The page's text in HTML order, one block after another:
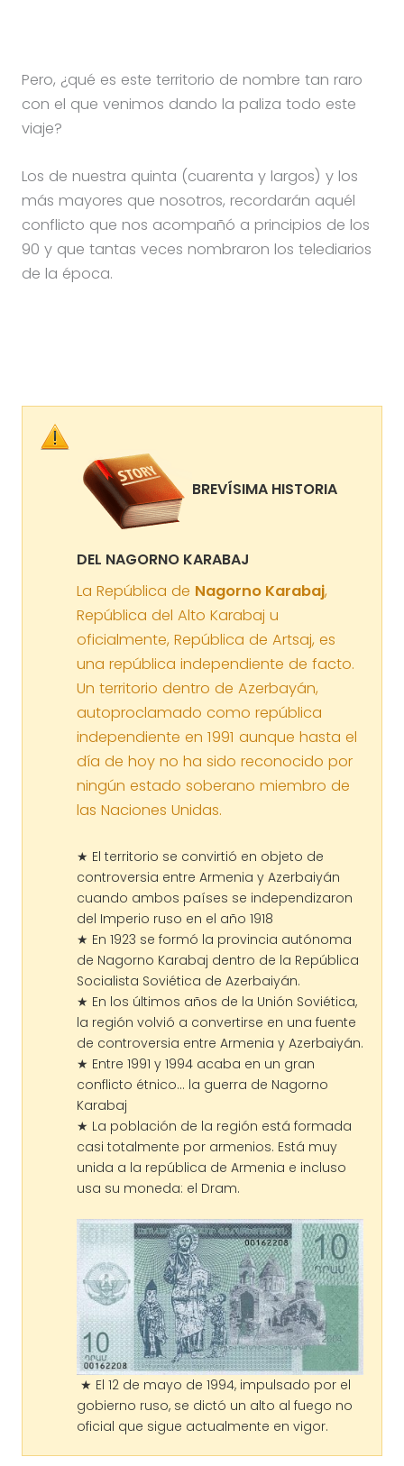
Pero, ¿qué es este territorio de nombre tan raro
con el que venimos dando la paliza todo este
viaje?
Los de nuestra quinta (cuarenta y largos) y los
más mayores que nosotros, recordarán aquél
conflicto que nos acompañó a principios de los
90 y que tantas veces nombraron los telediarios
de la época.
BREVÍSIMA HISTORIA
DEL NAGORNO KARABAJ
La República de Nagorno Karabaj,
República del Alto Karabaj u
oficialmente, República de Artsaj, es
una república independiente de facto.
Un territorio dentro de Azerbayán,
autoproclamado como república
independiente en 1991 aunque hasta el
día de hoy no ha sido reconocido por
ningún estado soberano miembro de
las Naciones Unidas.
★ El territorio se convirtió en objeto de
controversia entre Armenia y Azerbaiyán
cuando ambos países se independizaron
del Imperio ruso en el año 1918
★ En 1923 se formó la provincia autónoma
de Nagorno Karabaj dentro de la República
Socialista Soviética de Azerbaiyán.
★ En los últimos años de la Unión Soviética,
la región volvió a convertirse en una fuente
de controversia entre Armenia y Azerbaiyán.
★ Entre 1991 y 1994 acaba en un gran
conflicto étnico… la guerra de Nagorno
Karabaj
★ La población de la región está formada
casi totalmente por armenios. Está muy
unida a la república de Armenia e incluso
usa su moneda: el Dram.
★ El 12 de mayo de 1994, impulsado por el
gobierno ruso, se dictó un alto al fuego no
oficial que sigue actualmente en vigor.